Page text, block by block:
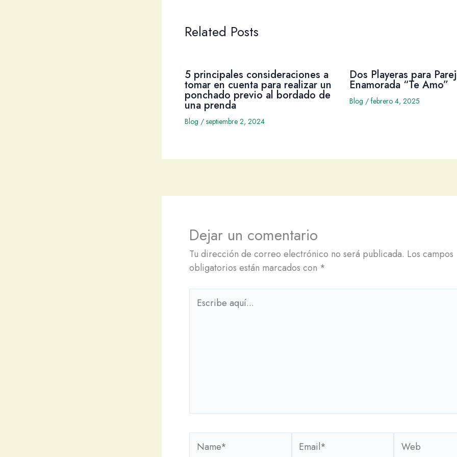
Related Posts
5 principales consideraciones a
tomar en cuenta para realizar un
ponchado previo al bordado de
una prenda
Blog / septiembre 2, 2024
Dos Playeras para
Enamorada “Te Amo”
Blog / febrero 4, 2025
Dejar un comentario
Tu dirección de correo electrónico no será publicada. Los campos
obligatorios están marcados con *
Escribe
aquí...